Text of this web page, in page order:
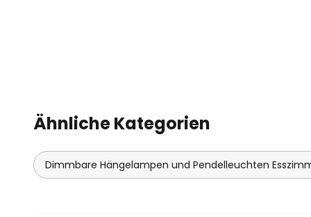
Systemen“ entsprechen würde.
Der italienische
Roberto Ziliani gegründet und
Nachhaltigkeit und die
Ähnliche Kategorien
Dimmbare Hängelampen und Pendelleuchten